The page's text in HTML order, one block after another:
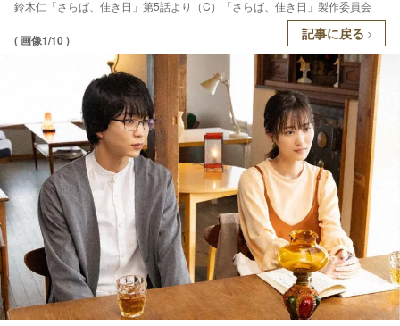
鈴木仁「さらば、佳き日」第5話より（C）「さらば、佳き日」製作委員会
( 画像1/10 ) 記事に戻る